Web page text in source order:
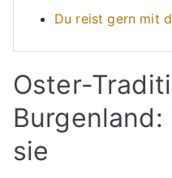
Du reist gern mit
Oster-
sie